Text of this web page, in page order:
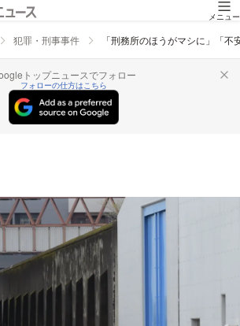
メニュー
犯罪・刑事事件 「刑務所のほうがマシに」「
トップニュースでフォロー
フォローの仕方はこちら